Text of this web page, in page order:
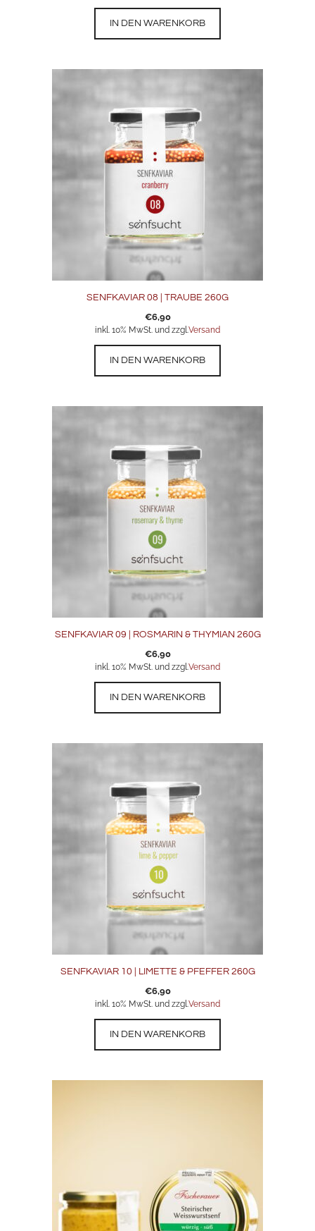
IN DEN WARENKORB
SENFKAVIAR 08 | TRAUBE 260G
€6,90
inkl. 10% MwSt. und zzgl.Versand
IN DEN WARENKORB
SENFKAVIAR 09 | ROSMARIN & THYMIAN 260G
€6,90
inkl. 10% MwSt. und zzgl.Versand
IN DEN WARENKORB
SENFKAVIAR 10 | LIMETTE & PFEFFER 260G
€6,90
inkl. 10% MwSt. und zzgl.Versand
IN DEN WARENKORB